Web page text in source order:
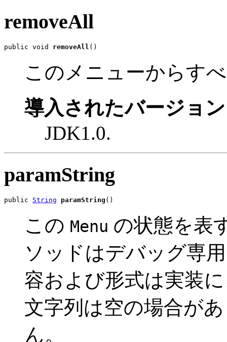
removeAll
public void removeAll ()
このメニューからす
導入されたバージョ
JDK1.0.
paramString
public String paramString ()
この Menu の状態を表
ソッドはデバッグ専
容および形式は実装
文字列は空の場合が
ん。